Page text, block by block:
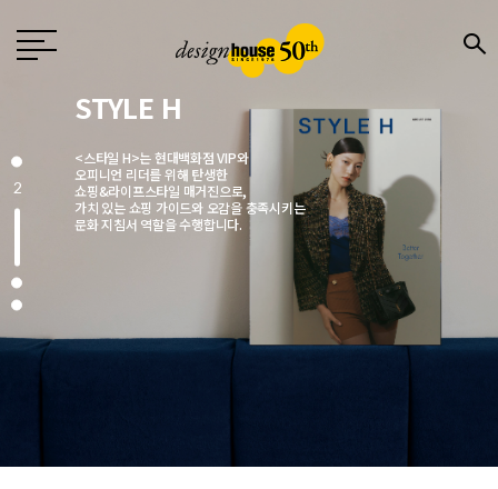
Design
월간 〈디자인〉은 1976년 창간한
국내 유일의 디자인 전문지로
전문 디자이너와 기업,
크리에이터에게 영감을 주는 매거진입니다.
매월 디자인, 문화, 예술, 건축 분야에서
주목해야 할 이슈를 엄선해